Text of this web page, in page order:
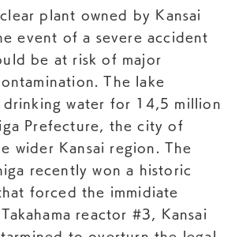
plant owned by Kansai
event of a severe accident
be at risk of major
The lake
drinking water for 14,5 million
Prefecture, the city of
wider Kansai region. The
recently won a historic
forced the immidiate
reactor #3, Kansai